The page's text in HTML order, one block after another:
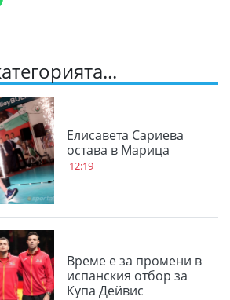
Елисавета Сариева
остава в Марица
12:19
Време е за промени в
испанския отбор за
Купа Дейвис